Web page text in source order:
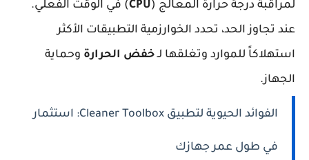
لمراقبة درجة حرارة المعالج (CPU) في الوقت الفعلي.
عند تجاوز الحد، تحدد الخوارزمية التطبيقات الأكثر
استهلاكاً للموارد وتغلقها لـخفض الحرارة وحماية
الجهاز.
الفوائد الحيوية لتطبيق Cleaner Toolbox: استثمار
في طول عمر جهازك